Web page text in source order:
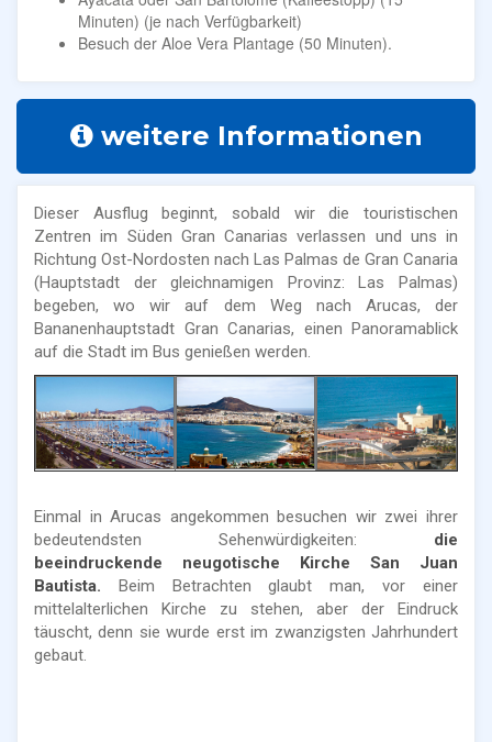
Minuten) (je nach Verfügbarkeit)
Besuch der Aloe Vera Plantage (50 Minuten).
weitere Informationen
Dieser Ausflug beginnt, sobald wir die touristischen
Zentren im Süden Gran Canarias verlassen und uns in
Richtung Ost-Nordosten nach Las Palmas de Gran Canaria
(Hauptstadt der gleichnamigen Provinz: Las Palmas)
begeben, wo wir auf dem Weg nach Arucas, der
Bananenhauptstadt Gran Canarias, einen Panoramablick
auf die Stadt im Bus genießen werden.
Einmal in Arucas angekommen besuchen wir zwei ihrer
bedeutendsten Sehenwürdigkeiten: die
beeindruckende neugotische Kirche San Juan
Bautista. Beim Betrachten glaubt man, vor einer
mittelalterlichen Kirche zu stehen, aber der Eindruck
täuscht, denn sie wurde erst im zwanzigsten Jahrhundert
gebaut.